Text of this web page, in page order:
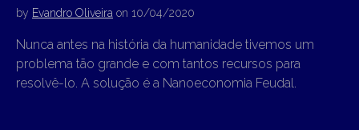
by Evandro Oliveira on 10/04/2020
Nunca antes na história da humanidade tivemos um
problema tão grande e com tantos recursos para
resolvê-lo. A solução é a Nanoeconomia Feudal.